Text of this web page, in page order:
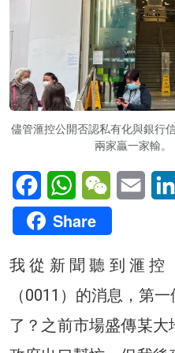
儘管滙控公開否認私有化與銀行
兩家贏一家輸。
FacebookWhatsAppWeChatEmail
Share
我從新聞聽到滙控
（0011）的消息，第
了？之前市場盛傳某大